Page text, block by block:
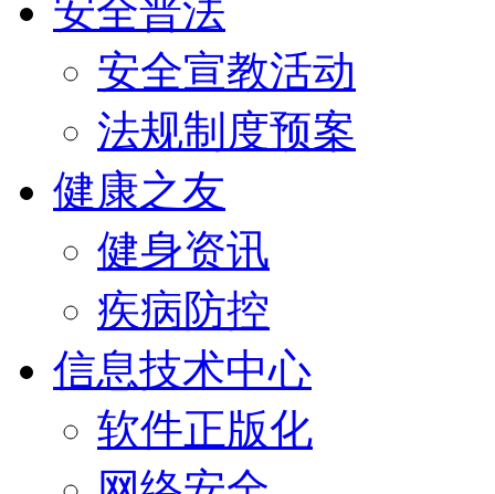
安全普法
安全宣教活动
法规制度预案
健康之友
健身资讯
疾病防控
信息技术中心
软件正版化